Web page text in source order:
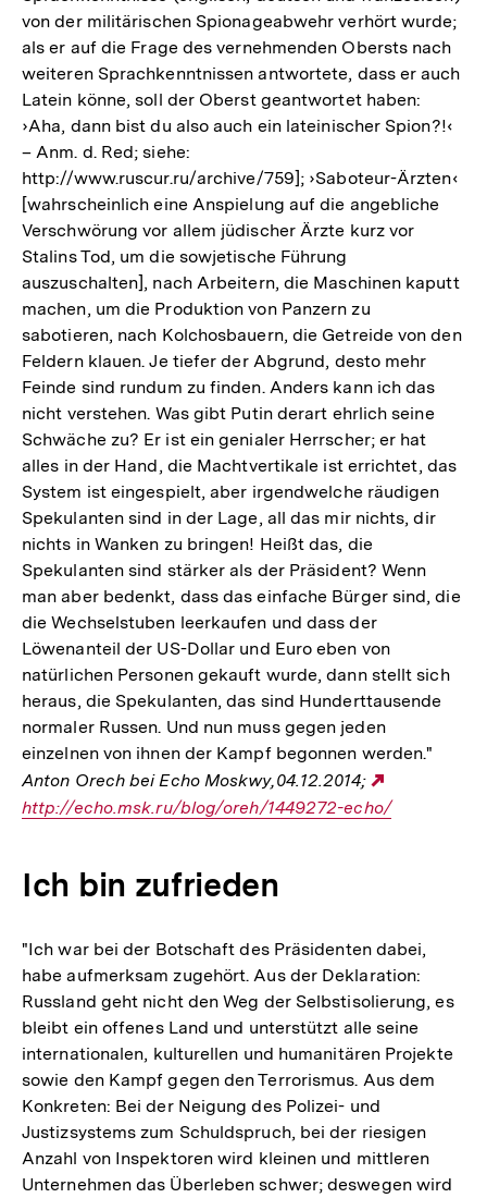
von der militärischen Spionageabwehr verhört wurde;
als er auf die Frage des vernehmenden Obersts nach
weiteren Sprachkenntnissen antwortete, dass er auch
Latein könne, soll der Oberst geantwortet haben:
›Aha, dann bist du also auch ein lateinischer Spion?!‹
– Anm. d. Red; siehe:
http://www.ruscur.ru/archive/759]; ›Saboteur-Ärzten‹
[wahrscheinlich eine Anspielung auf die angebliche
Verschwörung vor allem jüdischer Ärzte kurz vor
Stalins Tod, um die sowjetische Führung
auszuschalten], nach Arbeitern, die Maschinen kaputt
machen, um die Produktion von Panzern zu
sabotieren, nach Kolchosbauern, die Getreide von den
Feldern klauen. Je tiefer der Abgrund, desto mehr
Feinde sind rundum zu finden. Anders kann ich das
nicht verstehen. Was gibt Putin derart ehrlich seine
Schwäche zu? Er ist ein genialer Herrscher; er hat
alles in der Hand, die Machtvertikale ist errichtet, das
System ist eingespielt, aber irgendwelche räudigen
Spekulanten sind in der Lage, all das mir nichts, dir
nichts in Wanken zu bringen! Heißt das, die
Spekulanten sind stärker als der Präsident? Wenn
man aber bedenkt, dass das einfache Bürger sind, die
die Wechselstuben leerkaufen und dass der
Löwenanteil der US-Dollar und Euro eben von
natürlichen Personen gekauft wurde, dann stellt sich
heraus, die Spekulanten, das sind Hunderttausende
normaler Russen. Und nun muss gegen jeden
einzelnen von ihnen der Kampf begonnen werden."
Anton Orech bei Echo Moskwy,04.12.2014;
Link:
http://echo.msk.ru/blog/oreh/1449272-echo/
Ich bin zufrieden
"Ich war bei der Botschaft des Präsidenten dabei,
habe aufmerksam zugehört. Aus der Deklaration:
Russland geht nicht den Weg der Selbstisolierung, es
bleibt ein offenes Land und unterstützt alle seine
internationalen, kulturellen und humanitären Projekte
sowie den Kampf gegen den Terrorismus. Aus dem
Konkreten: Bei der Neigung des Polizei- und
Justizsystems zum Schuldspruch, bei der riesigen
Anzahl von Inspektoren wird kleinen und mittleren
Unternehmen das Überleben schwer; deswegen wird